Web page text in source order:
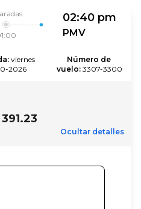
02:40 pm
PMV
: viernes
2026
Número de
vuelo: 3307-3300
Ocultar detalles